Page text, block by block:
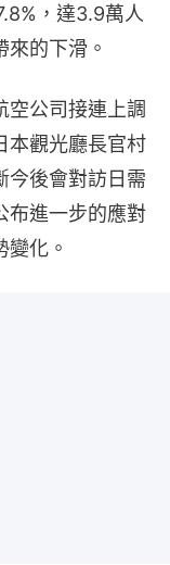
，達3.9萬人
的下滑。
空公司接連上調
本觀光廳長官村
今後會對訪日需
布進一步的應對
化。